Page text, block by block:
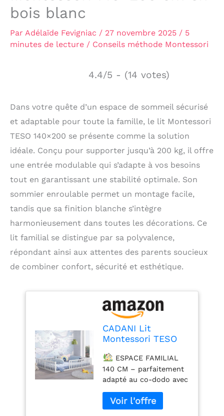
bois blanc
Par Adélaïde Fevigniac / 27 novembre 2025 / 5
minutes de lecture / Conseils méthode Montessori
4.4/5 - (14 votes)
Dans votre quête d’un espace de sommeil sécurisé
et adaptable pour toute la famille, le lit Montessori
TESO 140×200 se présente comme la solution
idéale. Conçu pour supporter jusqu’à 200 kg, il offre
une entrée modulable qui s’adapte à vos besoins
tout en garantissant une stabilité optimale. Son
sommier enroulable permet un montage facile,
tandis que sa finition blanche s’intègre
harmonieusement dans toutes les décorations. Ce
lit familial se distingue par sa polyvalence,
répondant ainsi aux attentes des parents soucieux
de combiner confort, sécurité et esthétique.
CADANI Lit
Montessori TESO
200 kg, entrée
modulable,
sommier
Enroulable, lit-
Familial Blanc
ESPACE FAMILIAL
140 CM – parfaitement
adapté au co-dodo avec
la famille en toute
sérénité.
ENTRÉE